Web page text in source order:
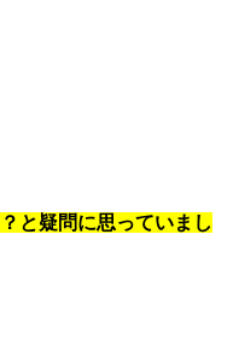
と疑問に思っていまし